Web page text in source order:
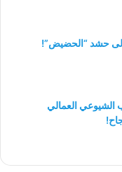
حشد “الحضيض”!
الشيوعي العمالي